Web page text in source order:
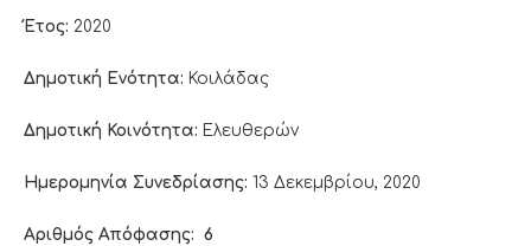
Έτος: 2020
Δημοτική Ενότητα: Κοιλάδας
Δημοτική Κοινότητα: Ελευθερών
Ημερομηνία Συνεδρίασης: 13 Δεκεμβρίου, 2020
Αριθμός Απόφασης: 6